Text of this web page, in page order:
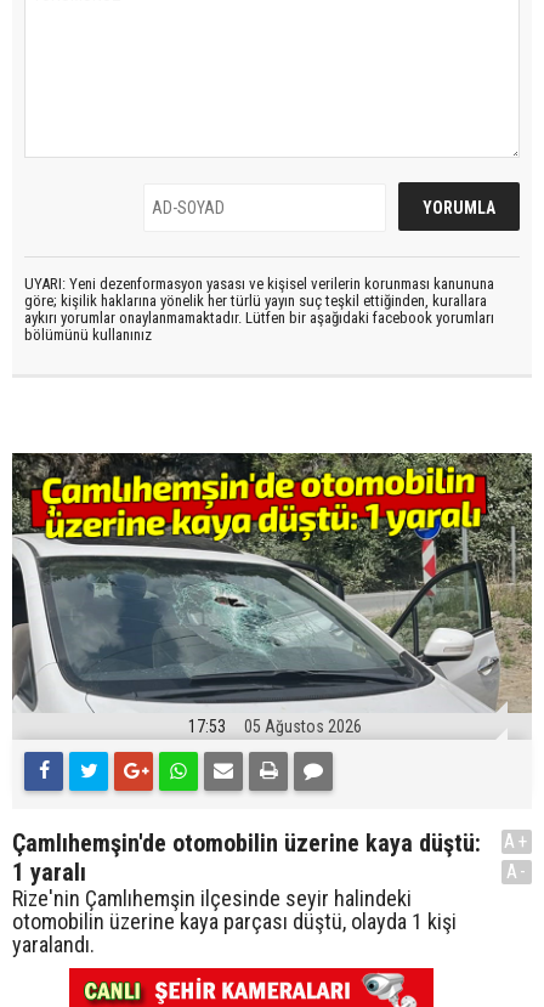
UYARI: Yeni dezenformasyon yasası ve kişisel verilerin korunması kanununa
göre; kişilik haklarına yönelik her türlü yayın suç teşkil ettiğinden, kurallara
aykırı yorumlar onaylanmamaktadır. Lütfen bir aşağıdaki facebook yorumları
bölümünü kullanınız
17:53 05 Ağustos 2026
Çamlıhemşin'de otomobilin üzerine kaya düştü:
1 yaralı
Rize'nin Çamlıhemşin ilçesinde seyir halindeki
otomobilin üzerine kaya parçası düştü, olayda 1 kişi
yaralandı.
A+
A-